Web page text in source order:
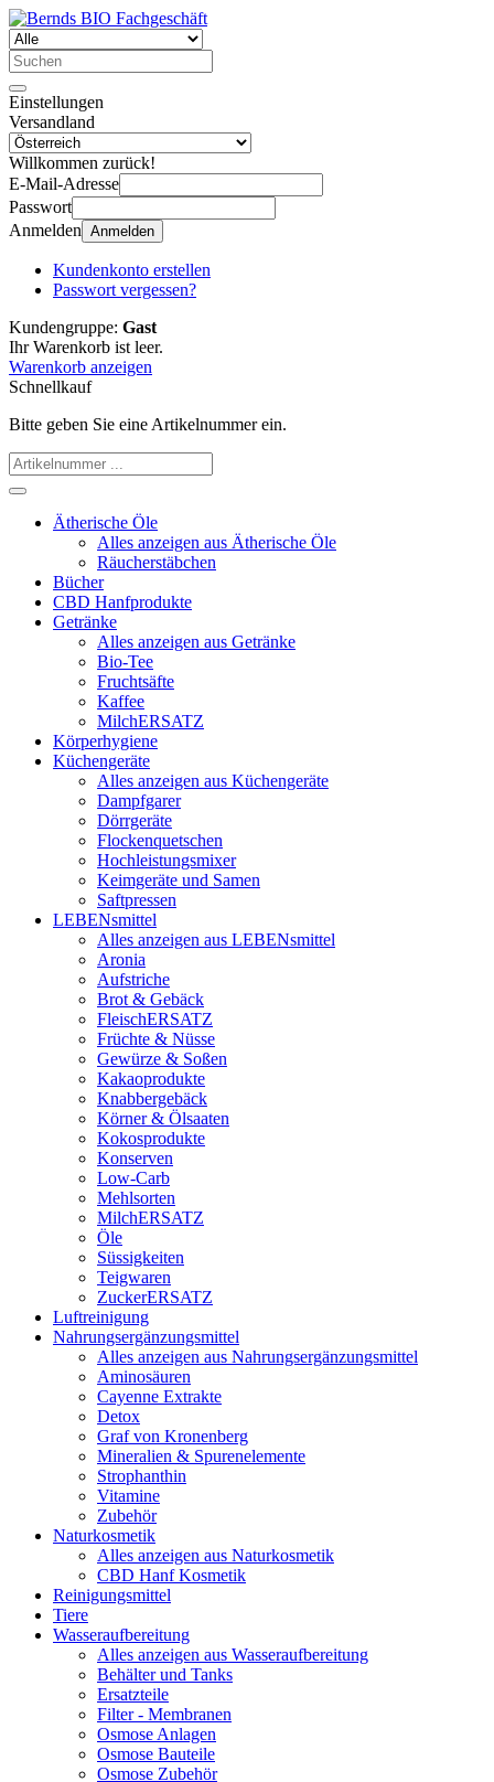
Einstellungen
Versandland
Willkommen zurück!
E-Mail-Adresse
Passwort
Anmelden Anmelden
Kundenkonto erstellen
Passwort vergessen?
Kundengruppe: Gast
Ihr Warenkorb ist leer.
Warenkorb anzeigen
Schnellkauf
Bitte geben Sie eine Artikelnummer ein.
Ätherische Öle
Alles anzeigen aus Ätherische Öle
Räucherstäbchen
Bücher
CBD Hanfprodukte
Getränke
Alles anzeigen aus Getränke
Bio-Tee
Fruchtsäfte
Kaffee
MilchERSATZ
Körperhygiene
Küchengeräte
Alles anzeigen aus Küchengeräte
Dampfgarer
Dörrgeräte
Flockenquetschen
Hochleistungsmixer
Keimgeräte und Samen
Saftpressen
LEBENsmittel
Alles anzeigen aus LEBENsmittel
Aronia
Aufstriche
Brot & Gebäck
FleischERSATZ
Früchte & Nüsse
Gewürze & Soßen
Kakaoprodukte
Knabbergebäck
Körner & Ölsaaten
Kokosprodukte
Konserven
Low-Carb
Mehlsorten
MilchERSATZ
Öle
Süssigkeiten
Teigwaren
ZuckerERSATZ
Luftreinigung
Nahrungsergänzungsmittel
Alles anzeigen aus Nahrungsergänzungsmittel
Aminosäuren
Cayenne Extrakte
Detox
Graf von Kronenberg
Mineralien & Spurenelemente
Strophanthin
Vitamine
Zubehör
Naturkosmetik
Alles anzeigen aus Naturkosmetik
CBD Hanf Kosmetik
Reinigungsmittel
Tiere
Wasseraufbereitung
Alles anzeigen aus Wasseraufbereitung
Behälter und Tanks
Ersatzteile
Filter - Membranen
Osmose Anlagen
Osmose Bauteile
Osmose Zubehör